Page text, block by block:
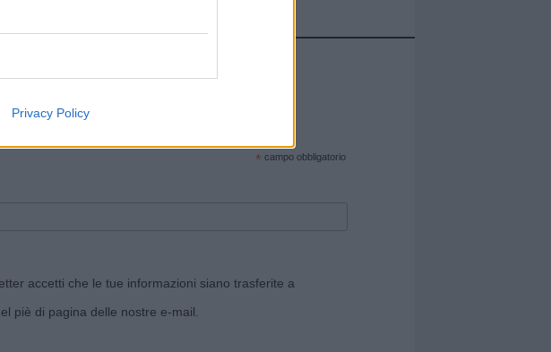
Privacy Policy
le ultime notizie pubblicate sul sito web!
* campo obbligatorio
accetti che le tue informazioni siano trasferite a
piè di pagina delle nostre e-mail.